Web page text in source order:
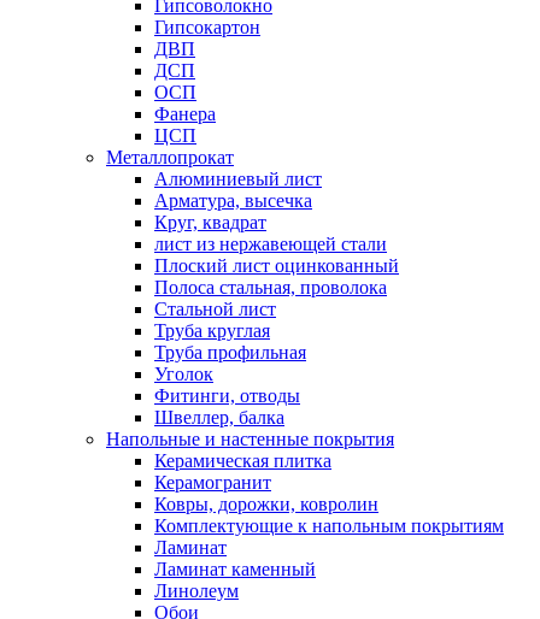
Гипсоволокно
Гипсокартон
ДВП
ДСП
ОСП
Фанера
ЦСП
Металлопрокат
Алюминиевый лист
Арматура, высечка
Круг, квадрат
лист из нержавеющей стали
Плоский лист оцинкованный
Полоса стальная, проволока
Стальной лист
Труба круглая
Труба профильная
Уголок
Фитинги, отводы
Швеллер, балка
Напольные и настенные покрытия
Керамическая плитка
Керамогранит
Ковры, дорожки, ковролин
Комплектующие к напольным покрытиям
Ламинат
Ламинат каменный
Линолеум
Обои